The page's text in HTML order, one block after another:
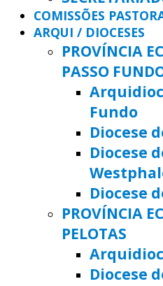
COMISSÕES
ARQUI / DIOCESES
PROVÍNCIA
PASSO
Fundo
Diocese
Diocese
Diocese
PROVÍNCIA
PELOTAS
Diocese